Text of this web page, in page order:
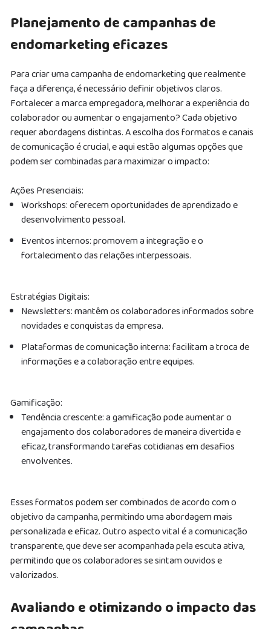
Planejamento de campanhas de
endomarketing eficazes
Para criar uma campanha de endomarketing que realmente
faça a diferença, é necessário definir objetivos claros.
Fortalecer a marca empregadora, melhorar a experiência do
colaborador ou aumentar o engajamento? Cada objetivo
requer abordagens distintas. A escolha dos formatos e canais
de comunicação é crucial, e aqui estão algumas opções que
podem ser combinadas para maximizar o impacto:
Ações Presenciais:
Workshops: oferecem oportunidades de aprendizado e
desenvolvimento pessoal.
Eventos internos: promovem a integração e o
fortalecimento das relações interpessoais.
Estratégias Digitais:
Newsletters: mantêm os colaboradores informados sobre
novidades e conquistas da empresa.
Plataformas de comunicação interna: facilitam a troca de
informações e a colaboração entre equipes.
Gamificação:
Tendência crescente: a gamificação pode aumentar o
engajamento dos colaboradores de maneira divertida e
eficaz, transformando tarefas cotidianas em desafios
envolventes.
Esses formatos podem ser combinados de acordo com o
objetivo da campanha, permitindo uma abordagem mais
personalizada e eficaz. Outro aspecto vital é a comunicação
transparente, que deve ser acompanhada pela escuta ativa,
permitindo que os colaboradores se sintam ouvidos e
valorizados.
Avaliando e otimizando o impacto das